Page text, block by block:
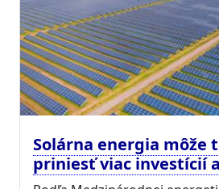
Solárna energia môže
priniesť viac investícií